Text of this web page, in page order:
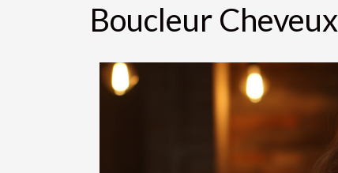
Boucleur Cheveux